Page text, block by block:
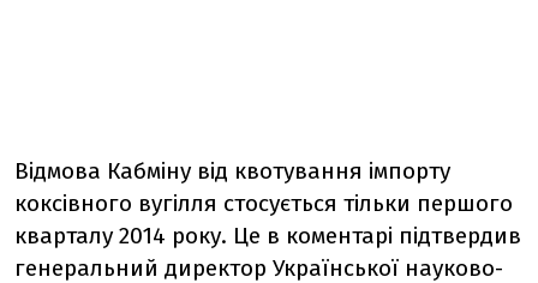
Відмова Кабміну від квотування імпорту
коксівного вугілля стосується тільки першого
кварталу 2014 року. Це в коментарі підтвердив
генеральний директор Української науково-